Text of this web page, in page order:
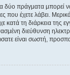
πράγματα μπορεί
που έχετε λάβει.
τη διάρκεια της
διεύθυνση
είναι σωστή,